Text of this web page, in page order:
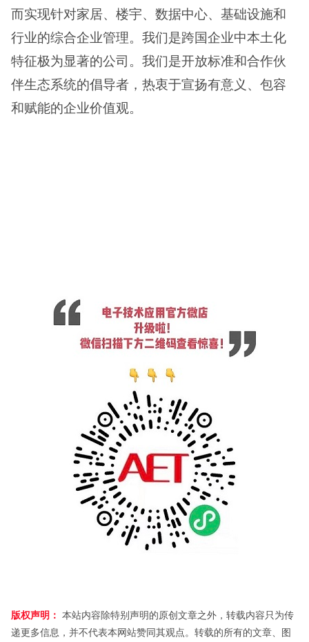
而实现针对家居、楼宇、数据中心、基础设施和
行业的综合企业管理。我们是跨国企业中本土化
特征极为显著的公司。我们是开放标准和合作伙
伴生态系统的倡导者，热衷于宣扬有意义、包容
和赋能的企业价值观。
版权声明： 本站内容除特别声明的原创文章之外，转载内容只为传
递更多信息，并不代表本网站赞同其观点。转载的所有的文章、图